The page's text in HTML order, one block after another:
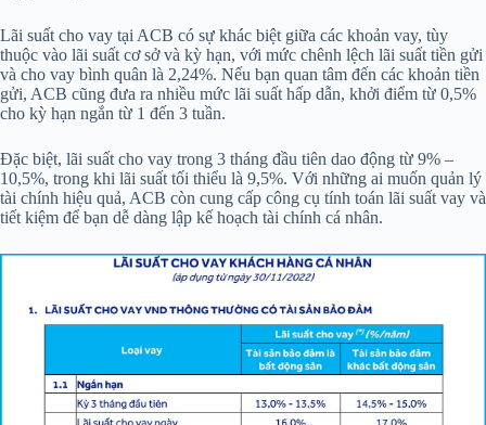
Lãi suất cho vay tại ACB có sự khác biệt giữa các khoản vay, tùy
thuộc vào lãi suất cơ sở và kỳ hạn, với mức chênh lệch lãi suất tiền gửi
và cho vay bình quân là 2,24%. Nếu bạn quan tâm đến các khoản tiền
gửi, ACB cũng đưa ra nhiều mức lãi suất hấp dẫn, khởi điểm từ 0,5%
cho kỳ hạn ngắn từ 1 đến 3 tuần.
Đặc biệt, lãi suất cho vay trong 3 tháng đầu tiên dao động từ 9% –
10,5%, trong khi lãi suất tối thiểu là 9,5%. Với những ai muốn quản lý
tài chính hiệu quả, ACB còn cung cấp công cụ tính toán lãi suất vay và
tiết kiệm để bạn dễ dàng lập kế hoạch tài chính cá nhân.